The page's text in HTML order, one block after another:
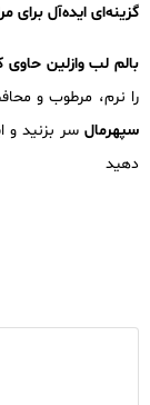
گزینه‌ای ایده‌آل برای
بالم لب وازلین حاوی
را نرم، مرطوب و
سپهرمال سر بزنید و
دهید